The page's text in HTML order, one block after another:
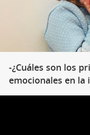
-¿Cuáles son los
emocionales en la